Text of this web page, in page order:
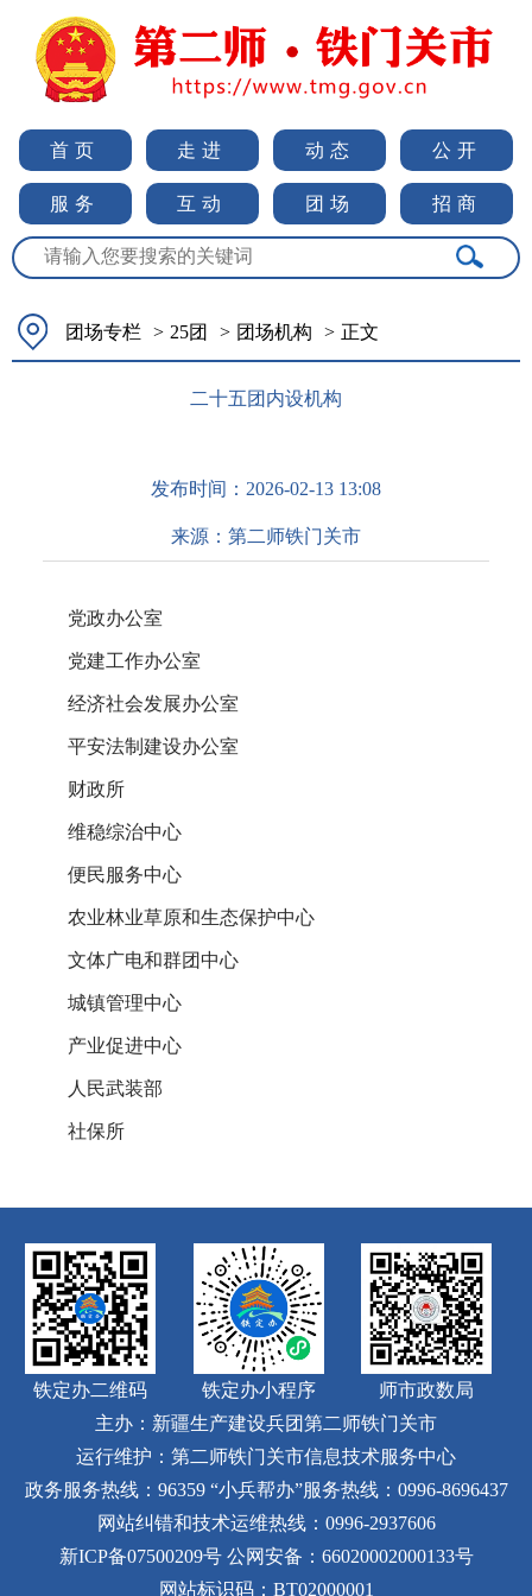
首页 走进 动态 公开
服务 互动 团场 招商
团场专栏 > 25团 > 团场机构 > 正文
二十五团内设机构
发布时间： 2026-02-13 13:08
来源： 第二师铁门关市
党政办公室
党建工作办公室
经济社会发展办公室
平安法制建设办公室
财政所
维稳综治中心
便民服务中心
农业林业草原和生态保护中心
文体广电和群团中心
城镇管理中心
产业促进中心
人民武装部
社保所
铁定办二维码 铁定办小程序
师市政数局
主办：新疆生产建设兵团第二师铁门关市
运行维护：第二师铁门关市信息技术服务中心
政务服务热线：96359 “小兵帮办”服务热线：0996-8696437
网站纠错和技术运维热线：0996-2937606
新ICP备07500209号 公网安备：66020002000133号
网站标识码：BT02000001